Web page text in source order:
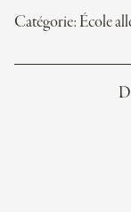
Catégorie: École